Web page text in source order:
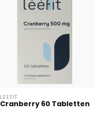
LEEFIT
Cranberry 60 Tabletten